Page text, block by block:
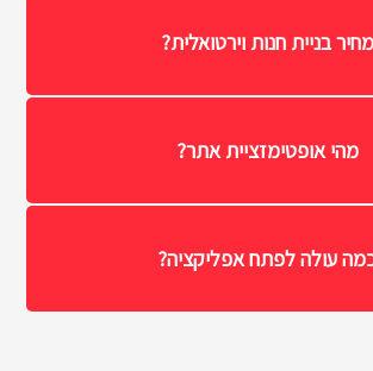
מחיר בניית חנות וירטואלית?
מהי אופטימזציית אתר?
עולה לפתח אפליקציה?